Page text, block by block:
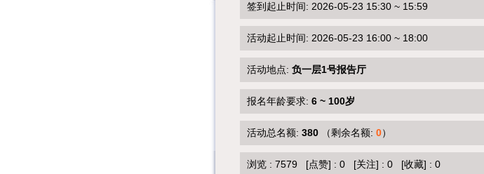
签到起止时间: 2026-05-23 15:30 ~ 15:59
活动起止时间: 2026-05-23 16:00 ~ 18:00
活动地点: 负一层1号报告厅
报名年龄要求: 6 ~ 100岁
活动总名额: 380 （剩余名额: 0）
浏览 : 7579 [点赞] : 0 [关注] : 0 [收藏] : 0